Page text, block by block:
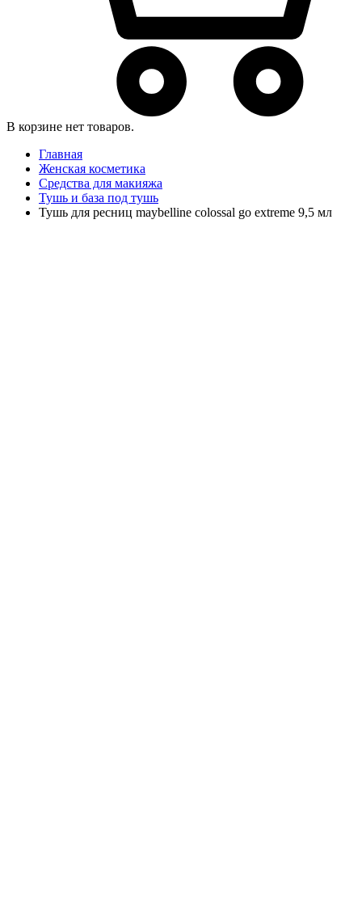
В корзине нет товаров.
Главная
Женская косметика
Средства для макияжа
Тушь и база под тушь
Тушь для ресниц maybelline colossal go extreme 9,5 мл